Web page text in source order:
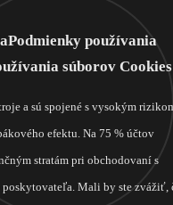
Podmienky používania
súborov Cookies
a sú spojené s vysokým
efektu. Na 75 % účtov
stratám pri obchodovaní s
Mali by ste zvážiť,